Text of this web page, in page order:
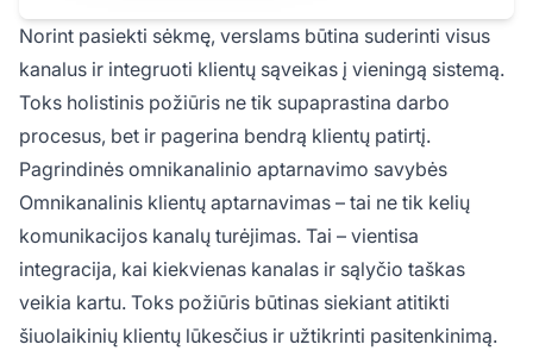
Norint pasiekti sėkmę, verslams būtina suderinti visus
kanalus ir integruoti klientų sąveikas į vieningą sistemą.
Toks holistinis požiūris ne tik supaprastina darbo
procesus, bet ir pagerina bendrą klientų patirtį.
Pagrindinės omnikanalinio aptarnavimo savybės
Omnikanalinis klientų aptarnavimas – tai ne tik kelių
komunikacijos kanalų turėjimas. Tai – vientisa
integracija, kai kiekvienas kanalas ir sąlyčio taškas
veikia kartu. Toks požiūris būtinas siekiant atitikti
šiuolaikinių klientų lūkesčius ir užtikrinti pasitenkinimą.